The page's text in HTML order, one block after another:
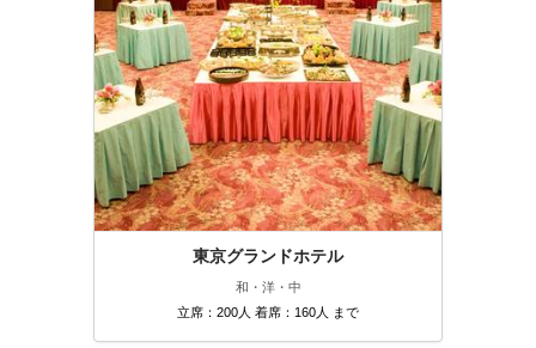
東京グランドホテル
和・洋・中
立席：200人 着席：160人 まで